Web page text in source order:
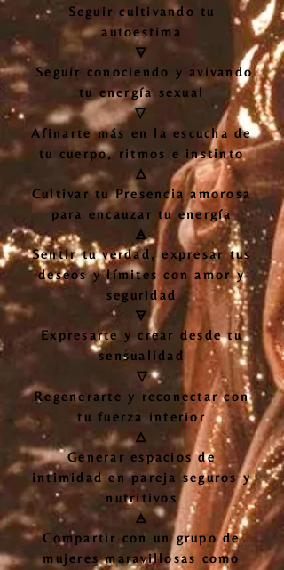
Seguir cultivando tu
autoestima
🜃
Seguir conociendo y avivando
tu energía sexual
▽
Afinarte más en la escucha de
tu cuerpo, ritmos e instinto
🜂
Cultivar tu Presencia amorosa
para encauzar tu energía
🜁
Sentir tu verdad, expresar tus
deseos y límites con amor y
seguridad
🜃
Expresarte y crear desde tu
sensualidad
▽
Regenerarte y reconectar con
tu fuerza interior
🜂
Generar espacios de
intimidad en pareja seguros y
nutritivos
🜁
Compartir con un grupo de
mujeres maravillosas como